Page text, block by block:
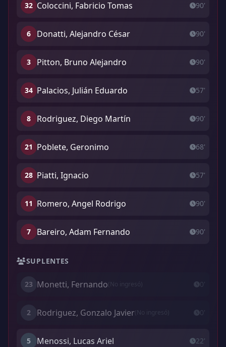
32 Coloccini, Fabricio Tomas 90'
6 Donatti, Alejandro César 90'
3 Pitton, Bruno Alejandro 90'
34 Palacios, Julián Eduardo 57'
8 Rodriguez, Diego Martín 90'
21 Poblete, Geronimo 68'
28 Piatti, Ignacio 57'
11 Romero, Angel Rodrigo 90'
7 Bareiro, Adam Fernando 90'
SUPLENTES
23 Monetti, Fernando(No ingresó) 0'
2 Rodriguez, Gonzalo Javier(No ingresó) 0'
5 Menossi, Lucas Ariel 22'